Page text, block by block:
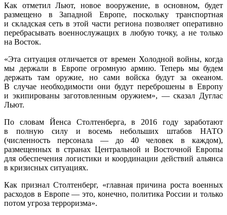
Как отметил Льют, новое вооружение, в основном, будет
размещено в Западной Европе, поскольку транспортная
и складская сеть в этой части региона позволяет оперативно
перебрасывать военнослужащих в любую точку, а не только
на Восток.
«Эта ситуация отличается от времен Холодной войны, когда
мы держали в Европе огромную армию. Теперь мы будем
держать там оружие, но сами войска будут за океаном.
В случае необходимости они будут переброшены в Европу
и экипированы заготовленным оружием», — сказал Дуглас
Льют.
По словам Йенса Столтенберга, в 2016 году заработают
в полную силу и восемь небольших штабов НАТО
(численность персонала — до 40 человек в каждом),
размещенных в странах Центральной и Восточной Европы
для обеспечения логистики и координации действий альянса
в кризисных ситуациях.
Как признал Столтенберг, «главная причина роста военных
расходов в Европе — это, конечно, политика России и только
потом угроза терроризма».